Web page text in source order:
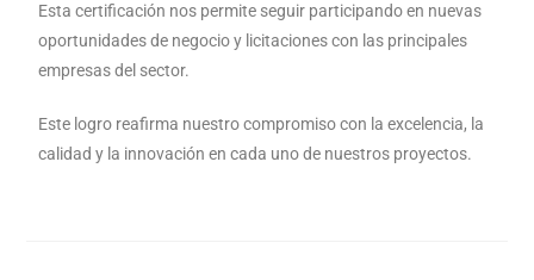
Esta certificación nos permite seguir participando en nuevas
oportunidades de negocio y licitaciones con las principales
empresas del sector.
Este logro reafirma nuestro compromiso con la excelencia, la
calidad y la innovación en cada uno de nuestros proyectos.